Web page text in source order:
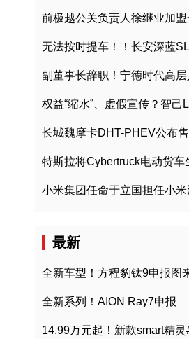
前极越公关负责人徐继业加盟
副董事长辞职！宁德时代高
长城魏摩卡DHT-PHEV公布
最新
全新车型！方程豹钛9申报图
全新系列！AION Ray7申报
14.99万元起！新款smart精